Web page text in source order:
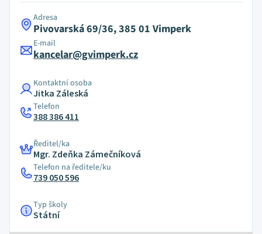
Adresa
Pivovarská 69/36, 385 01 Vimperk
E-mail
kancelar@gvimperk.cz
Kontaktní osoba
Jitka Záleská
Telefon
388 386 411
Ředitel/ka
Mgr. Zdeňka Zámečníková
Telefon na ředitele/ku
739 050 596
Typ školy
Státní